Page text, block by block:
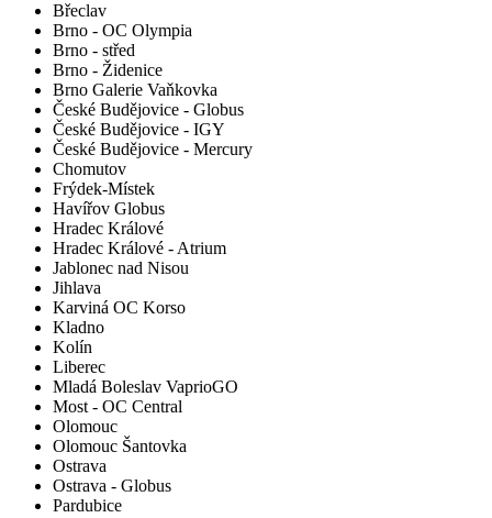
Břeclav
Brno - OC Olympia
Brno - střed
Brno - Židenice
Brno Galerie Vaňkovka
České Budějovice - Globus
České Budějovice - IGY
České Budějovice - Mercury
Chomutov
Frýdek-Místek
Havířov Globus
Hradec Králové
Hradec Králové - Atrium
Jablonec nad Nisou
Jihlava
Karviná OC Korso
Kladno
Kolín
Liberec
Mladá Boleslav VaprioGO
Most - OC Central
Olomouc
Olomouc Šantovka
Ostrava
Ostrava - Globus
Pardubice